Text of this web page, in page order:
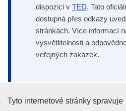
dispozici v TED. Tato
dostupná přes odkazy
stránkách. Více informací
vysvětlitelnosti a
veřejných zakázek.
Úřad pro
Tyto internetové stránky spravuje